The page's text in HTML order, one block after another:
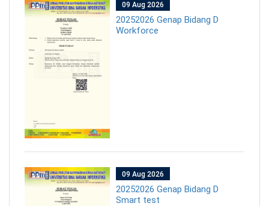
09 Aug 2026
20252026 Genap Bidang D
Workforce
09 Aug 2026
20252026 Genap Bidang D
Smart test